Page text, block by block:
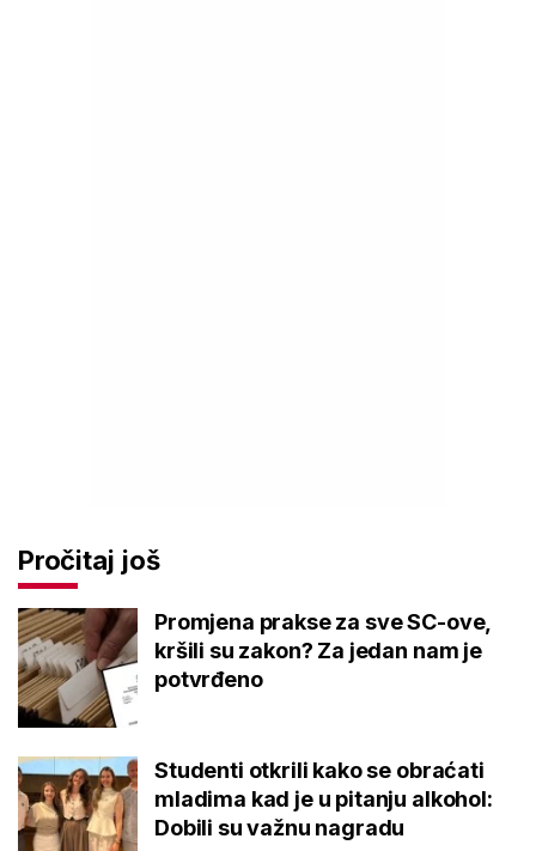
Pročitaj još
Promjena prakse za sve SC-ove,
kršili su zakon? Za jedan nam je
potvrđeno
Studenti otkrili kako se obraćati
mladima kad je u pitanju alkohol:
Dobili su važnu nagradu